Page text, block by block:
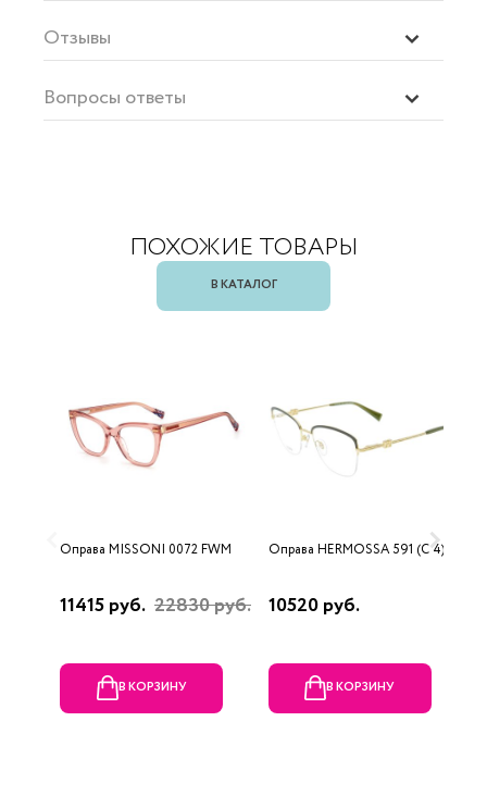
Отзывы
Вопросы ответы
ПОХОЖИЕ ТОВАРЫ
В КАТАЛОГ
Оправа MISSONI 0072 FWM
11415 руб. 22830 руб.
В КОРЗИНУ
Оправа HERMOSSA 591 (C 4)
10520 руб.
В КОРЗИНУ